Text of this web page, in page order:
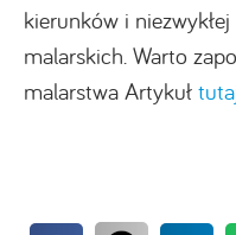
kierunków i
malarskich. Warto
malarstwa Artykuł